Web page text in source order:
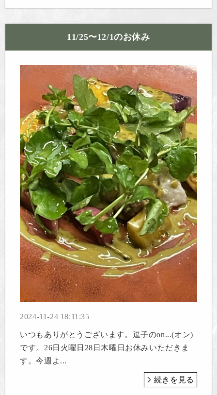
11/25〜12/1のお休み
2024-11-24 18:11:35
いつもありがとうございます。逗子のon...(オン)
です。26日火曜日28日木曜日お休みいただきま
す。今週よ...
続きを見る